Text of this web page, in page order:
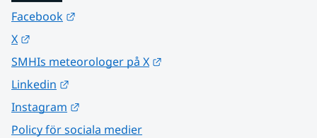
Facebook
X
SMHIs meteorologer på X
Linkedin
Instagram
Policy för sociala medier